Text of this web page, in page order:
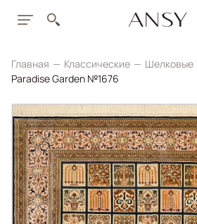
Главная Классические Шелковые
Paradise Garden №1676